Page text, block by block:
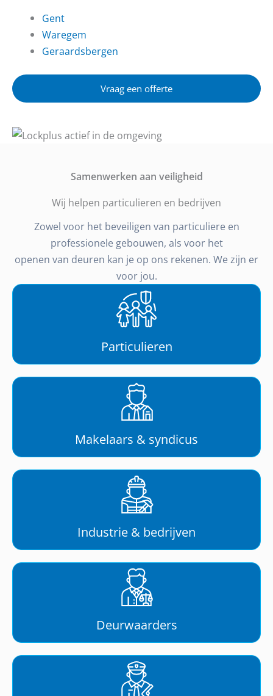
Gent
Waregem
Geraardsbergen
Vraag een offerte
Samenwerken aan veiligheid
Wij helpen particulieren en bedrijven
Zowel voor het beveiligen van particuliere en
professionele gebouwen, als voor het
openen van deuren kan je op ons rekenen. We zijn er
voor jou.
Particulieren
Makelaars & syndicus
Industrie & bedrijven
Deurwaarders